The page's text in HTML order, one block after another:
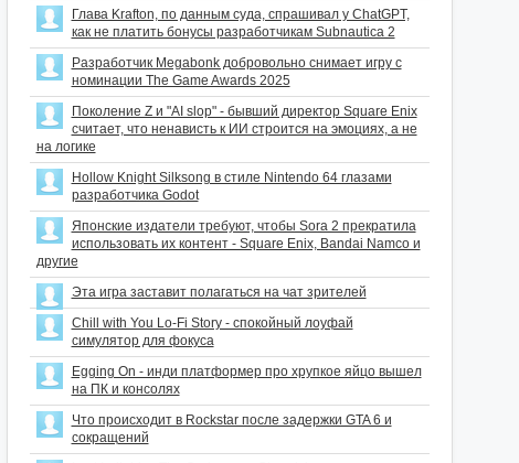
Глава Krafton, по данным суда, спрашивал у ChatGPT,
как не платить бонусы разработчикам Subnautica 2
Разработчик Megabonk добровольно снимает игру с
номинации The Game Awards 2025
Поколение Z и "AI slop" - бывший директор Square Enix
считает, что ненависть к ИИ строится на эмоциях, а не
на логике
Hollow Knight Silksong в стиле Nintendo 64 глазами
разработчика Godot
Японские издатели требуют, чтобы Sora 2 прекратила
использовать их контент - Square Enix, Bandai Namco и
другие
Эта игра заставит полагаться на чат зрителей
Chill with You Lo-Fi Story - спокойный лоуфай
симулятор для фокуса
Egging On - инди платформер про хрупкое яйцо вышел
на ПК и консолях
Что происходит в Rockstar после задержки GTA 6 и
сокращений